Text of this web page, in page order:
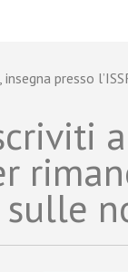
presso
sulle